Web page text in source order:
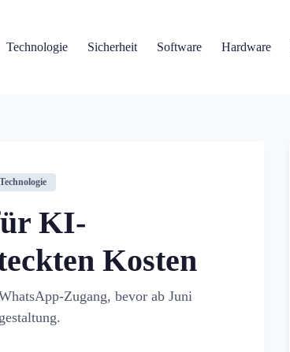
Technologie
Sicherheit Software Hardware
Technologie
KI-
Kosten
Zugang, bevor ab Juni